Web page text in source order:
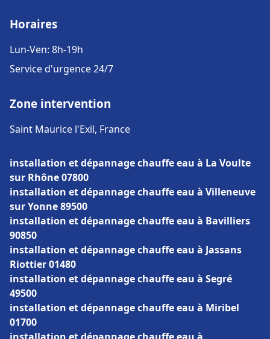
Horaires
Lun-Ven: 8h-19h
Service d'urgence 24/7
Zone intervention
Saint Maurice l'Exil, France
installation et dépannage chauffe eau à La Voulte
sur Rhône 07800
installation et dépannage chauffe eau à Villeneuve
sur Yonne 89500
installation et dépannage chauffe eau à Bavilliers
90850
installation et dépannage chauffe eau à Jassans
Riottier 01480
installation et dépannage chauffe eau à Segré
49500
installation et dépannage chauffe eau à Miribel
01700